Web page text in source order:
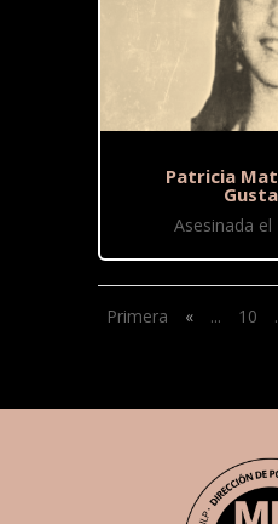
Patricia
Asesinada
Primera « ... 10